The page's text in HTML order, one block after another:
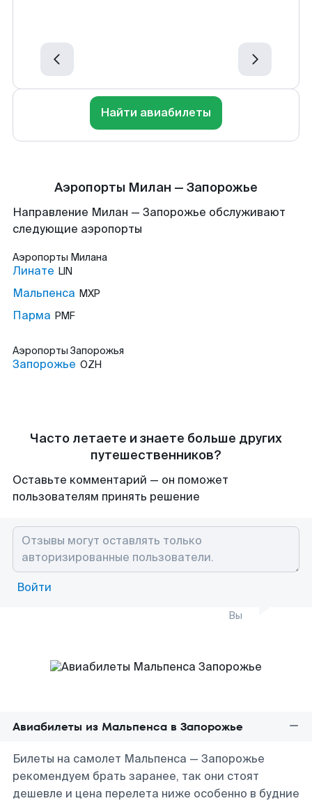
Найти авиабилеты
Аэропорты Милан — Запорожье
Направление Милан — Запорожье обслуживают
следующие аэропорты
Аэропорты Милана
Линате LIN
Мальпенса MXP
Парма PMF
Аэропорты Запорожья
Запорожье OZH
Часто летаете и знаете больше других
путешественников?
Оставьте комментарий — он поможет
пользователям принять решение
Войти
Вы
Авиабилеты из Мальпенса в Запорожье
Билеты на самолет Мальпенса — Запорожье
рекомендуем брать заранее, так они стоят
дешевле и цена перелета ниже особенно в будние